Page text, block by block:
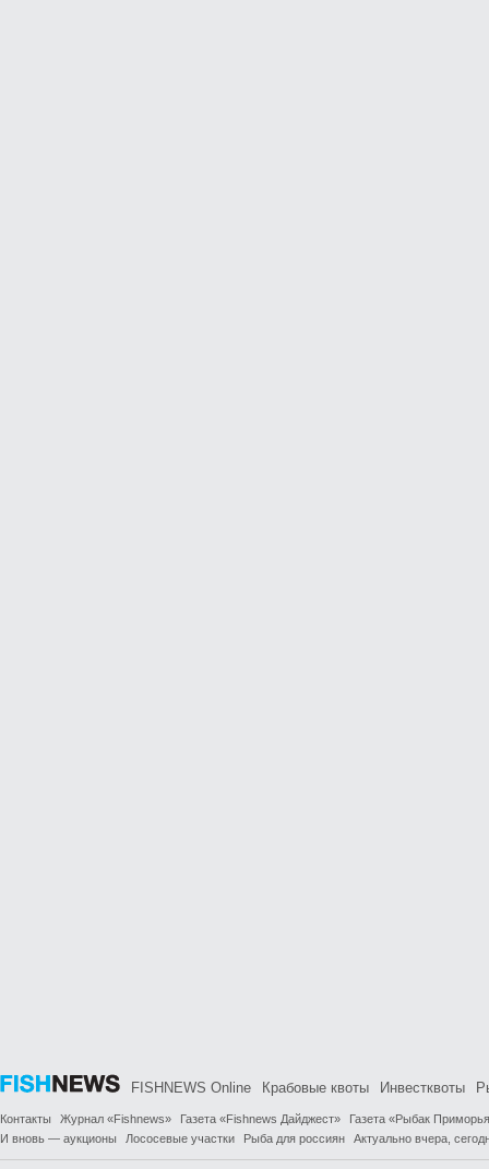
FISHNEWS Online Крабовые квоты Инвестквоты
Контакты Журнал «Fishnews» Газета «Fishnews Дайджест»
Газета «Рыбак
И вновь — аукционы
Лососевые участки Рыба для россиян Актуально вчера,